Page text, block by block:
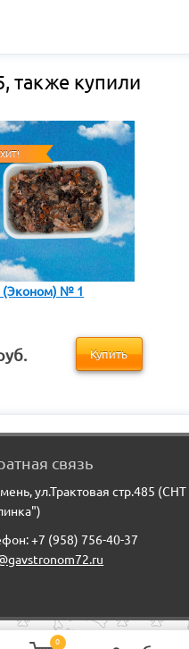
также купили
ХИТ!
№ 1
Купить
связь
ул.Трактовая стр.485 (СНТ
+7 (958) 756-40-37
0